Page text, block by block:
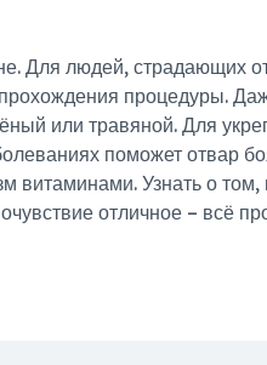
Для людей, страдающих
процедуры.
или травяной. Для
поможет отвар
витаминами. Узнать о
отличное – всё